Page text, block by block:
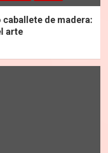
de madera:
arte